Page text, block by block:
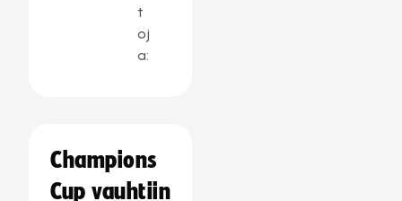
t
oj
a:
Champions
Cup vauhtiin